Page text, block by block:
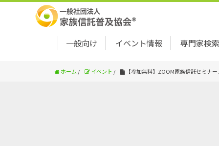
一般向け イベント情報 専門家検索
ホーム / イベント / 【参加無料】ZOOM家族信託セミナ